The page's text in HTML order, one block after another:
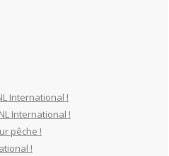
International !
International !
pêche !
!